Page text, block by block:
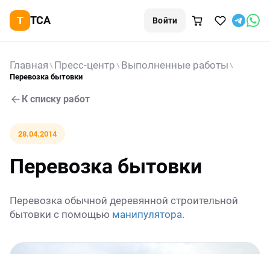
TCA Войти
Главная Пресс-центр Выполненные работы
Перевозка бытовки
К списку работ
28.04.2014
Перевозка бытовки
Перевозка обычной деревянной строительной
бытовки с помощью манипулятора.